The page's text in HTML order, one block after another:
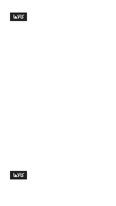
کالاها
کالاها